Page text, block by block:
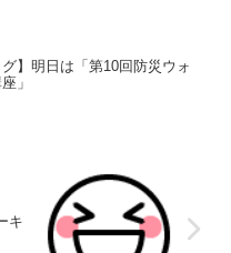
グ】明日は「第10回防災ウォ
」
キ